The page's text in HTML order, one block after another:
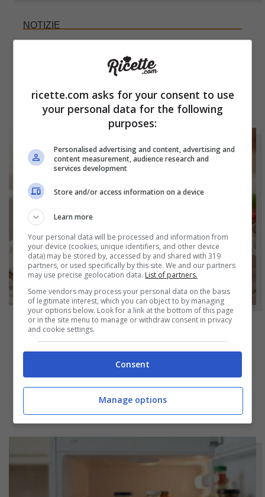
NOTIZIE
segreto naturale per farli tornare come
NOTIZIE
Hamburger di prosciutto cotto fatti in casa:
molto più genuini e soprattutto molto più
economici
ricette.com asks for your consent to use
your personal data for the following
purposes:
Personalised advertising and content, advertising and
content measurement, audience research and
services development
Store and/or access information on a device
Learn more
Your personal data will be processed and information from
your device (cookies, unique identifiers, and other device
data) may be stored by, accessed by and shared with 319
partners, or used specifically by this site. We and our partners
may use precise geolocation data. List of partners.
Some vendors may process your personal data on the basis
of legitimate interest, which you can object to by managing
your options below. Look for a link at the bottom of this page
or in the site menu to manage or withdraw consent in privacy
and cookie settings.
Consent
Manage options